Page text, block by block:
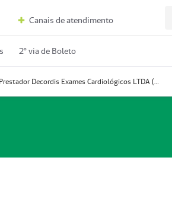
Canais de atendimento
2º via de Boleto
Prestador Decordis Exames Cardiológicos LTDA (51004347-4)